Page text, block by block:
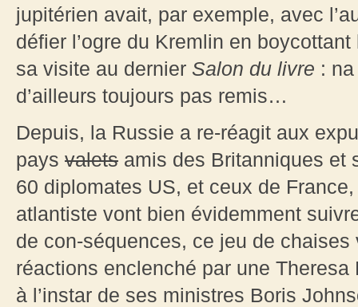
jupitérien avait, par exemple, avec
défier l’ogre du Kremlin en
sa visite au dernier Salon du livre :
d’ailleurs toujours pas remis…
Depuis, la Russie a re-réagit aux
pays valets amis des Britanniques et
60 diplomates US, et ceux de
atlantiste vont bien évidemment
de con-séquences, ce jeu de
réactions enclenché par une
à l’instar de ses ministres Boris